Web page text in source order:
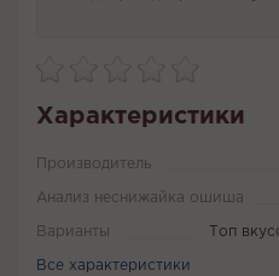
Характеристики
Производитель
Анализ неснижайка ошиша
Варианты Топ
Все характеристики